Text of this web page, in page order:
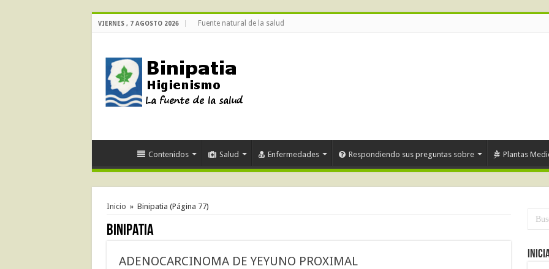
VIERNES , 7 AGOSTO 2026 Fuente natural de la salud
Contenidos Salud Enfermedades Respondiendo sus preguntas sobre Plantas
Inicio » Binipatia (Página 77)
Binipatia
ADENOCARCINOMA DE YEYUNO PROXIMAL